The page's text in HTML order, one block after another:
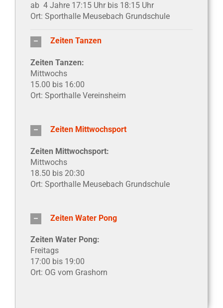
ab 4 Jahre 17:15 Uhr bis 18:15 Uhr
Ort: Sporthalle Meusebach Grundschule
Zeiten Tanzen
Zeiten Tanzen:
Mittwochs
15.00 bis 16:00
Ort: Sporthalle Vereinsheim
Zeiten Mittwochsport
Zeiten Mittwochsport:
Mittwochs
18.50 bis 20:30
Ort: Sporthalle Meusebach Grundschule
Zeiten Water Pong
Zeiten Water Pong:
Freitags
17:00 bis 19:00
Ort: OG vom Grashorn